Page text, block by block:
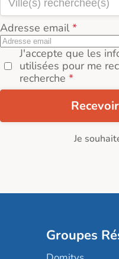
Adresse email
J'accepte que les
utilisées pour me
recherche
Je
Groupes